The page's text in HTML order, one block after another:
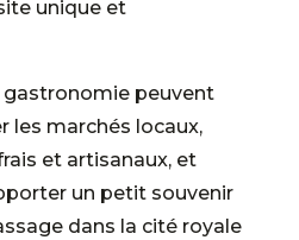
unique et
gastronomie peuvent
les marchés locaux,
et artisanaux, et
un petit souvenir
dans la cité royale